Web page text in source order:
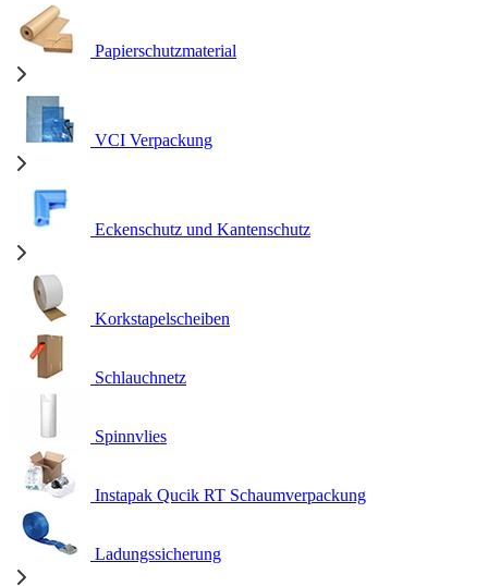
Papierschutzmaterial
VCI Verpackung
Eckenschutz und Kantenschutz
Korkstapelscheiben
Schlauchnetz
Spinnvlies
Instapak Qucik RT Schaumverpackung
Ladungssicherung